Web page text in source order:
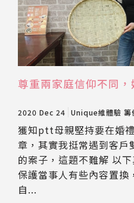
尊重兩家庭信仰不同
2020 Dec 24 Unique維體驗 籌
獲知ptt母親堅持要在婚
章，其實我挺常遇到客戶
的案子，這題不難解 以
保護當事人有些內容置換
自...